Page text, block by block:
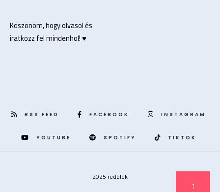
Köszönöm, hogy olvasol és
iratkozz fel mindenhol! ♥️
RSS FEED FACEBOOK INSTAGRAM
YOUTUBE SPOTIFY TIKTOK
2025 redblek
↑